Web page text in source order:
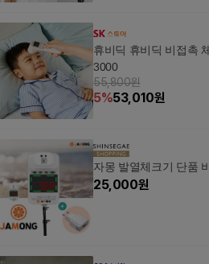
휴비딕 휴비딕 비접촉
3000
55,800원
5%53,010원
자몽 발열체크기 단품
25,000원